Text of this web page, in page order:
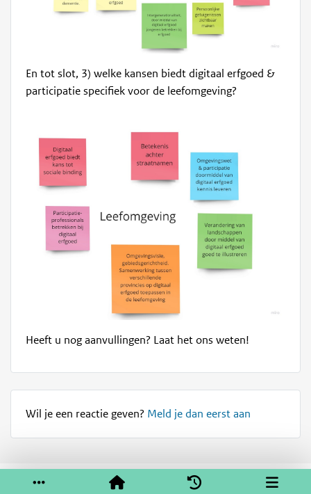
En tot slot, 3) welke kansen biedt digitaal erfgoed &
participatie specifiek voor de leefomgeving?
Heeft u nog aanvullingen? Laat het ons weten!
Wil je een reactie geven? Meld je dan eerst aan
Service & help Sneltoetsen